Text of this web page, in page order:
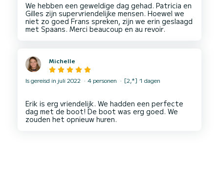
We hebben een geweldige dag gehad. Patricia en
Gilles zijn supervriendelijke mensen. Hoewel we
niet zo goed Frans spreken, zijn we erin geslaagd
Michelle
Is gereisd in juli 2022 4 personen [2,*] 1 dagen
Erik is erg vriendelijk. We hadden een perfecte
dag met de boot! De boot was erg goed. We